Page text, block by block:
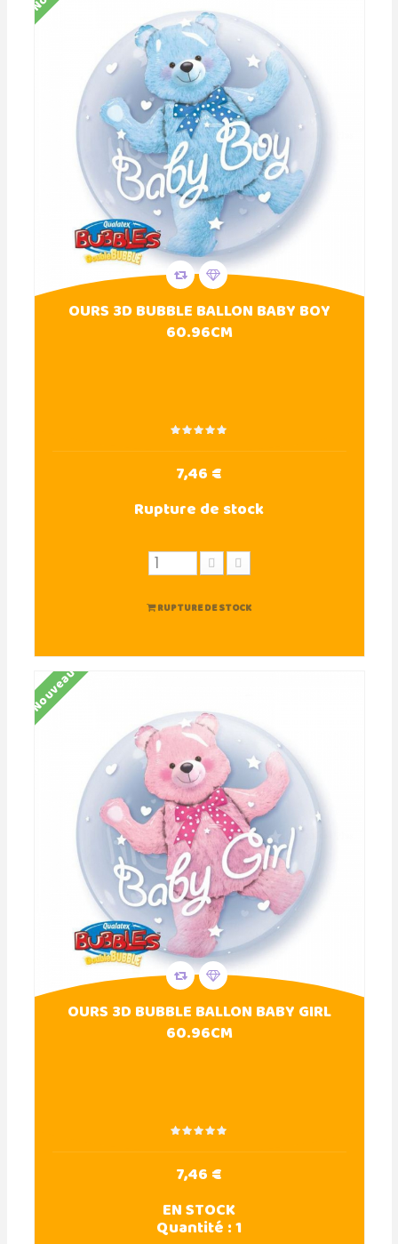
OURS 3D BUBBLE BALLON BABY BOY
60.96CM
7,46 €
Rupture de stock
RUPTURE DE STOCK
Nouveau
OURS 3D BUBBLE BALLON BABY GIRL
60.96CM
7,46 €
EN STOCK
Quantité :1